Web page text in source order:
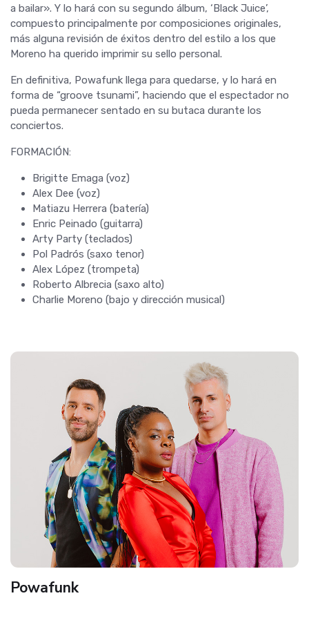
a bailar». Y lo hará con su segundo álbum, ‘Black Juice’,
compuesto principalmente por composiciones originales,
más alguna revisión de éxitos dentro del estilo a los que
Moreno ha querido imprimir su sello personal.
En definitiva, Powafunk llega para quedarse, y lo hará en
forma de “groove tsunami”, haciendo que el espectador no
pueda permanecer sentado en su butaca durante los
conciertos.
FORMACIÓN:
Brigitte Emaga (voz)
Alex Dee (voz)
Matiazu Herrera (batería)
Enric Peinado (guitarra)
Arty Party (teclados)
Pol Padrós (saxo tenor)
Alex López (trompeta)
Roberto Albrecia (saxo alto)
Charlie Moreno (bajo y dirección musical)
Powafunk